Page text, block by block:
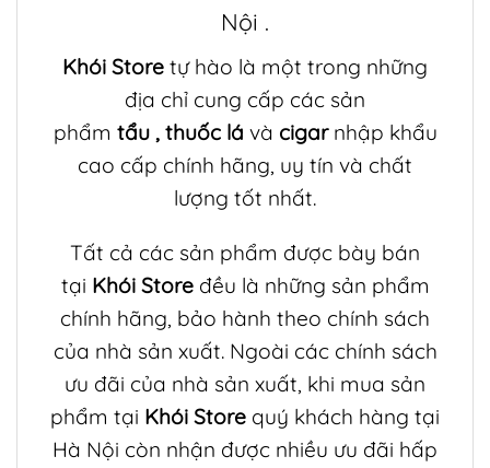
Nội .
Khói Store tự hào là một trong những
địa chỉ cung cấp các sản
phẩm tẩu, thuốc lá và cigar nhập khẩu
cao cấp chính hãng, uy tín và chất
lượng tốt nhất.
Tất cả các sản phẩm được bày bán
tại Khói Stoređều là những sản phẩm
chính hãng, bảo hành theo chính sách
của nhà sản xuất. Ngoài các chính sách
ưu đãi của nhà sản xuất, khi mua sản
phẩm tại Khói Store quý khách hàng tại
Hà Nội còn nhận được nhiều ưu đãi hấp